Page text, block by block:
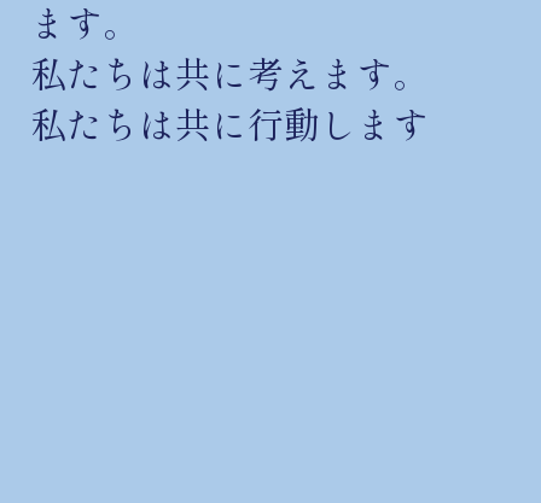
ます。
私たちは共に考えます。
私たちは共に行動します